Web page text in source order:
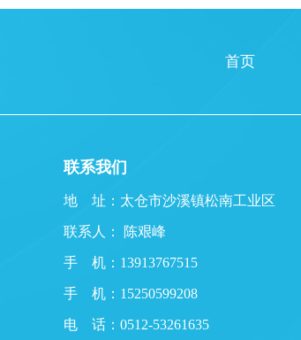
首页
联系我们
地 址：太仓市沙溪镇松南工业区
联系人： 陈艰峰
手 机：13913767515
手 机：15250599208
电 话：0512-53261635